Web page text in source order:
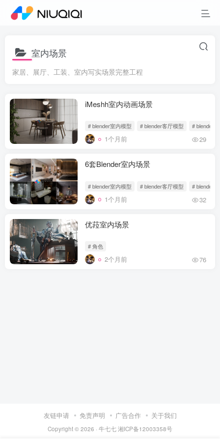
室内场景
家居、展厅、工装、室内写实场景完整工程
iMeshh室内动画场景
# blender室内模型 # blender客厅模型 # blender
1个月前 29
6套Blender室内场景
# blender室内模型 # blender客厅模型 # blender
1个月前 32
优菈室内场景
# 角色
2个月前 76
友链申请 免责声明 广告合作 关于我们
Copyright © 2026 · 牛七七湘ICP备12003358号